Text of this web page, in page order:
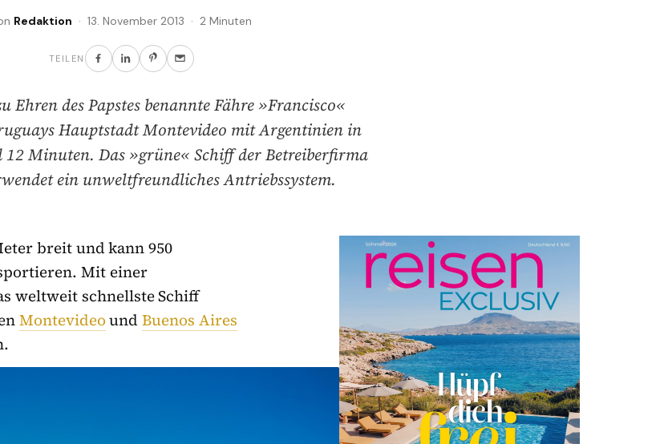
Redaktion · 13. November 2013 · 2 Minuten
TEILEN
Ehren des Papstes benannte Fähre »Francisco«
Hauptstadt Montevideo mit Argentinien in
12 Minuten. Das »grüne« Schiff der Betreiberfirma
ein unweltfreundliches Antriebssystem.
breit und kann 950
Mit einer
weltweit schnellste Schiff
Montevideound Buenos Aires